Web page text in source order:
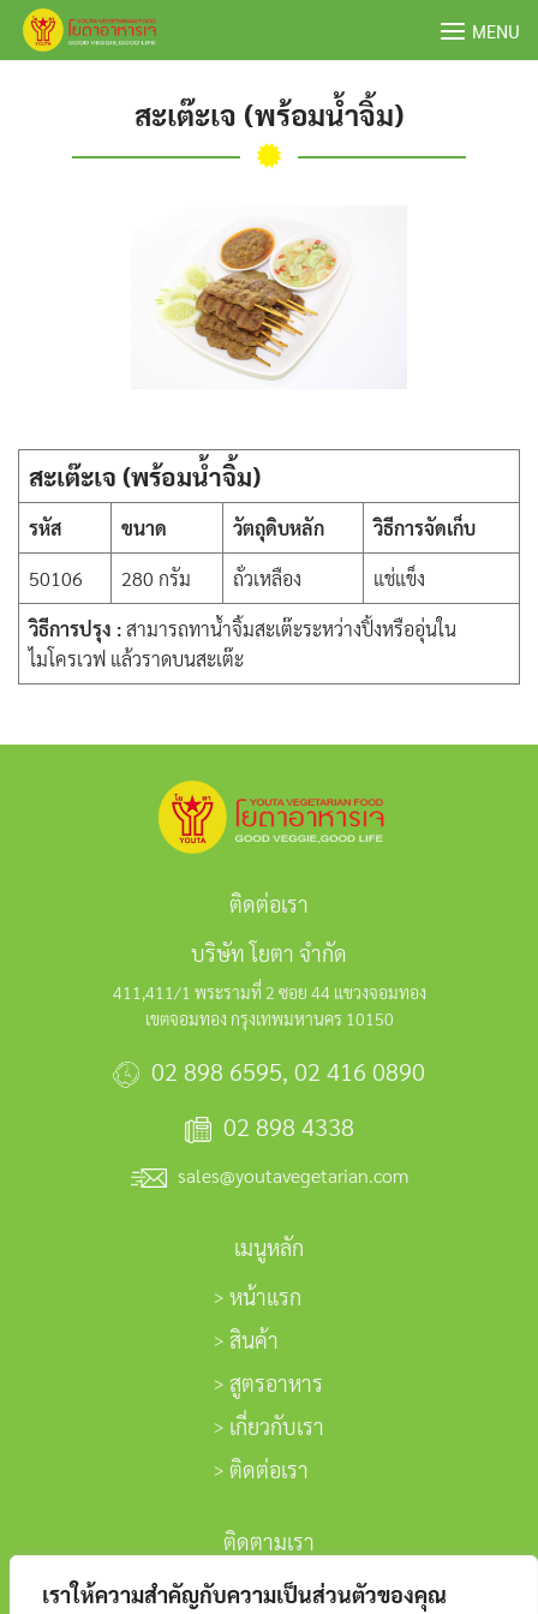
เราให้ความสำคัญกับความเป็นส่วนตัวของคุณ
Skip
MENU
สะเต๊ะเจ (พร้อมน้ำจิ้ม)
สะเต๊ะเจ (พร้อมน้ำจิ้ม)
รหัส ขนาด วัตถุดิบหลัก
วิธีการจัดเก็บ
50106
280 กรัม ถั่วเหลือง
แช่แข็ง
วิธีการปรุง :สามารถทาน้ำจิ้มสะเต๊ะระหว่างปิ้งหรืออุ่นใน
ไมโครเวฟ แล้วราดบนสะเต๊ะ
ติดต่อเรา
บริษัท โยตา จำกัด
411,411/1 พระรามที่ 2 ซอย 44 แขวงจอมทอง
เขตจอมทอง กรุงเทพมหานคร 10150
02 898 6595, 02 416 0890
02 898 4338
sales@youtavegetarian.com
เมนูหลัก
หน้าแรก
สินค้า
สูตรอาหาร
เกี่ยวกับเรา
ติดต่อเรา
ติดตามเรา